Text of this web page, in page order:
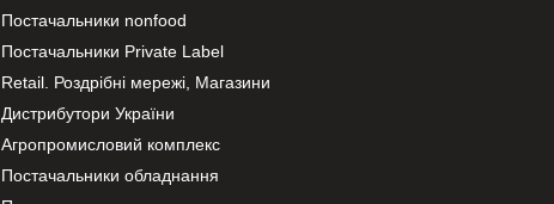
Постачальники nonfood
Постачальники Private Label
Retail. Роздрібні мережі, Магазини
Дистрибутори України
Агропромисловий комплекс
Постачальники обладнання